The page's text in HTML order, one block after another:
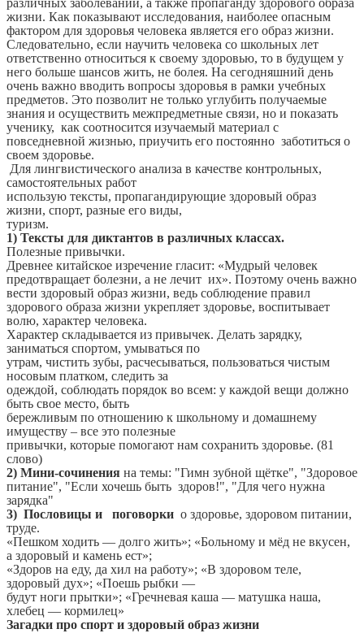
жизни. Как показывают исследования, наиболее опасным
фактором для здоровья человека является его образ жизни.
Следовательно, если научить человека со школьных лет
ответственно относиться к своему здоровью, то в будущем у
него больше шансов жить, не болея. На сегодняшний день
очень важно вводить вопросы здоровья в рамки учебных
предметов. Это позволит не только углубить получаемые
знания и осуществить межпредметные связи, но и показать
ученику, как соотносится изучаемый материал с
повседневной жизнью, приучить его постоянно заботиться о
своем здоровье.
Для лингвистического анализа в качестве контрольных,
самостоятельных работ
использую тексты, пропагандирующие здоровый образ
жизни, спорт, разные его виды,
туризм.
1) Тексты для диктантов в различных классах.
Полезные привычки.
Древнее китайское изречение гласит: «Мудрый человек
предотвращает болезни, а не лечит их». Поэтому очень важно
вести здоровый образ жизни, ведь соблюдение правил
здорового образа жизни укрепляет здоровье, воспитывает
волю, характер человека.
Характер складывается из привычек. Делать зарядку,
заниматься спортом, умываться по
утрам, чистить зубы, расчесываться, пользоваться чистым
носовым платком, следить за
одеждой, соблюдать порядок во всем: у каждой вещи должно
быть свое место, быть
бережливым по отношению к школьному и домашнему
имуществу – все это полезные
привычки, которые помогают нам сохранить здоровье. (81
слово)
2) Мини-сочинения на темы: "Гимн зубной щётке", "Здоровое
питание", "Если хочешь быть здоров!", "Для чего нужна
зарядка"
3) Пословицы и поговорки о здоровье, здоровом питании,
труде.
«Пешком ходить — долго жить»; «Больному и мёд не вкусен,
а здоровый и камень ест»;
«Здоров на еду, да хил на работу»; «В здоровом теле,
здоровый дух»; «Поешь рыбки —
будут ноги прытки»; «Гречневая каша — матушка наша,
хлебец — кормилец»
Загадки про спорт и здоровый образ жизни